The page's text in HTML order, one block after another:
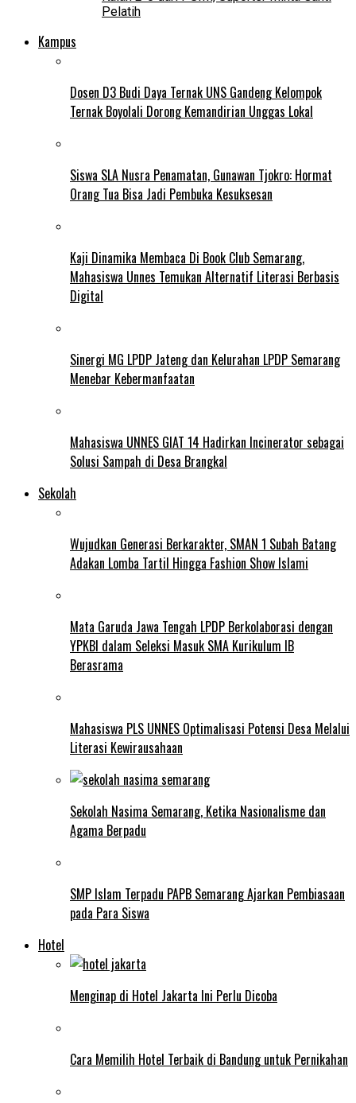
Pelatih
Kampus
Dosen D3 Budi Daya Ternak UNS Gandeng Kelompok
Ternak Boyolali Dorong Kemandirian Unggas Lokal
Siswa SLA Nusra Penamatan, Gunawan Tjokro: Hormat
Orang Tua Bisa Jadi Pembuka Kesuksesan
Kaji Dinamika Membaca Di Book Club Semarang,
Mahasiswa Unnes Temukan Alternatif Literasi Berbasis
Digital
Sinergi MG LPDP Jateng dan Kelurahan LPDP Semarang
Menebar Kebermanfaatan
Mahasiswa UNNES GIAT 14 Hadirkan Incinerator sebagai
Solusi Sampah di Desa Brangkal
Sekolah
Wujudkan Generasi Berkarakter, SMAN 1 Subah Batang
Adakan Lomba Tartil Hingga Fashion Show Islami
Mata Garuda Jawa Tengah LPDP Berkolaborasi dengan
YPKBI dalam Seleksi Masuk SMA Kurikulum IB
Berasrama
Mahasiswa PLS UNNES Optimalisasi Potensi Desa Melalui
Literasi Kewirausahaan
Sekolah Nasima Semarang, Ketika Nasionalisme dan
Agama Berpadu
SMP Islam Terpadu PAPB Semarang Ajarkan Pembiasaan
pada Para Siswa
Hotel
Menginap di Hotel Jakarta Ini Perlu Dicoba
Cara Memilih Hotel Terbaik di Bandung untuk Pernikahan